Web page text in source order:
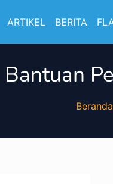
ARTIKEL BERITA
Bantuan
Beranda